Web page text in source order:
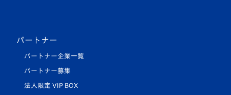
パートナー
パートナー企業一覧
パートナー募集
法人限定 VIP BOX